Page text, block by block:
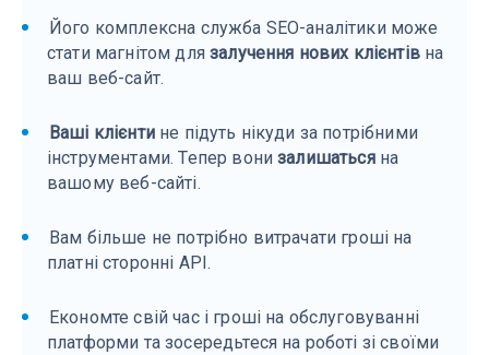
Його комплексна служба SEO-аналітики може
стати магнітом длязалучення нових клієнтівна
ваш веб-сайт.
Ваші клієнтине підуть нікуди за потрібними
інструментами. Тепер вонизалишатьсяна
вашому веб-сайті.
Вам більше не потрібно витрачати гроші на
платні сторонні API.
Економте свій час і гроші на обслуговуванні
платформи та зосередьтеся на роботі зі своїми